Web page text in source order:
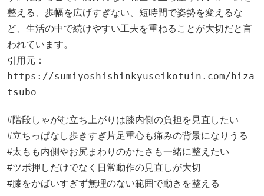
整える、歩幅を広げすぎない、短時間で姿勢を変えるな
ど、生活の中で続けやすい工夫を重ねることが大切だと言
われています。
引用元：
https://sumiyoshishinkyuseikotuin.com/hiza-
tsubo
#階段しゃがむ立ち上がりは膝内側の負担を見直したい
#立ちっぱなし歩きすぎ片足重心も痛みの背景になりうる
#太もも内側やお尻まわりのかたさも一緒に整えたい
#ツボ押しだけでなく日常動作の見直しが大切
#膝をかばいすぎず無理のない範囲で動きを整える